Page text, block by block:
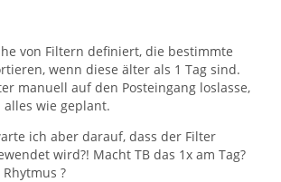
von Filtern definiert, die bestimmte
wenn diese älter als 1 Tag sind.
manuell auf den Posteingang loslasse,
wie geplant.
ich aber darauf, dass der Filter
wird?! Macht TB das 1x am Tag?
?